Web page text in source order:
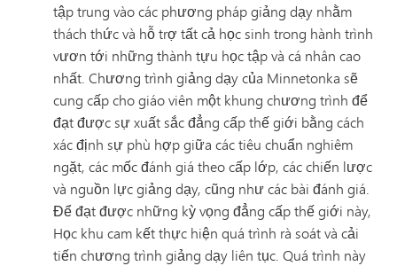
tập trung vào các phương pháp giảng dạy nhằm
thách thức và hỗ trợ tất cả học sinh trong hành trình
vươn tới những thành tựu học tập và cá nhân cao
nhất. Chương trình giảng dạy của Minnetonka sẽ
cung cấp cho giáo viên một khung chương trình để
đạt được sự xuất sắc đẳng cấp thế giới bằng cách
xác định sự phù hợp giữa các tiêu chuẩn nghiêm
ngặt, các mốc đánh giá theo cấp lớp, các chiến lược
và nguồn lực giảng dạy, cũng như các bài đánh giá.
Để đạt được những kỳ vọng đẳng cấp thế giới này,
Học khu cam kết thực hiện quá trình rà soát và cải
tiến chương trình giảng dạy liên tục. Quá trình này